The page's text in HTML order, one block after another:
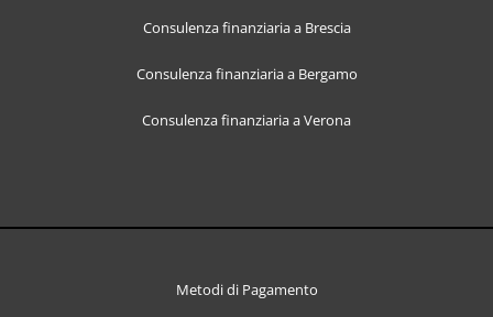
Consulenza finanziaria a Brescia
Consulenza finanziaria a Bergamo
Consulenza finanziaria a Verona
Metodi di Pagamento